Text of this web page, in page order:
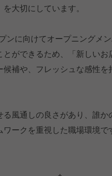
大切にしています。
ンに向けてオープニングメ
ができるため、「新しい
補や、フレッシュな感性
る風通しの良さがあり、誰
ークを重視した職場環境で